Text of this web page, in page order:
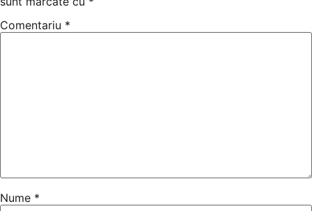
Comentariu *
Nume *